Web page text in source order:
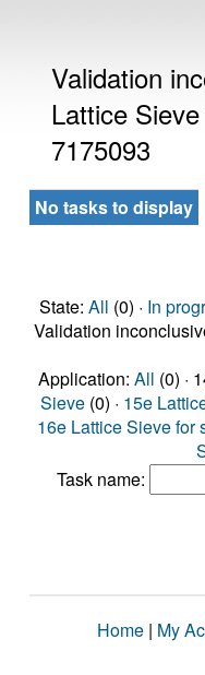
Validation
Lattice
7175093
No tasks to display
State: All (0) · In
Validation
Application: All (0) ·
Sieve (0) · 15e
16e Lattice Sieve for
Task name:
Home | My